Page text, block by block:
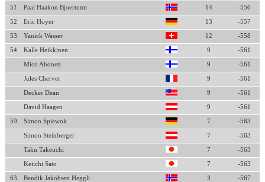
51 Paal Haakon Bjoertomt 14 -556
52 Eric Hoyer 13 -557
53 Yanick Wasser 12 -558
54 Kalle Heikkinen 9 -561
Mico Ahonen 9 -561
Jules Chervet 9 -561
Decker Dean 9 -561
David Haagen 9 -561
59 Simon Spiewok 7 -563
Simon Steinberger 7 -563
Taku Takeuchi 7 -563
Keiichi Sato 7 -563
63 Bendik Jakobsen Heggli 3 -567